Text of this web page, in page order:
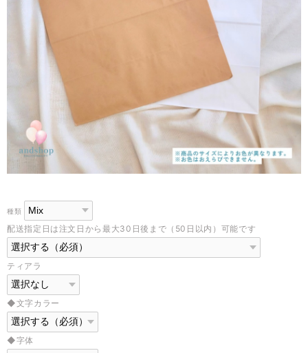
種類
配送指定日は注文日から最大30日後まで（50日以内）可能です
ティアラ
◆文字カラー
◆字体